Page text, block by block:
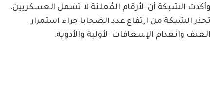
وأكدت الشبكة أن الأرقام المُعلنة لا تشمل العسكريين،
تحذر الشبكة من ارتفاع عدد الضحايا جراء استمرار
العنف وانعدام الإسعافات الأولية والأدوية.